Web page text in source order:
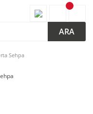
ARA
Sehpa